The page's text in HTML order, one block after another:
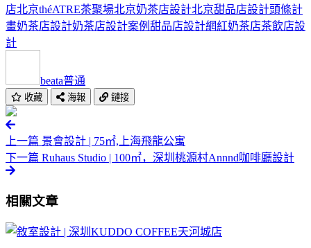
店北京théATRE茶聚場北京奶茶店設計北京甜品店設計頭條計
畫奶茶店設計奶茶店設計案例 甜品店設計網紅奶茶店茶飲店設
計
beata普通
收藏 海報 鏈接
上一篇 景會設計 | 75㎡,上海飛龍公寓
下一篇 Ruhaus Studio | 100㎡，深圳桃源村Annnd咖啡廳設計
相關文章